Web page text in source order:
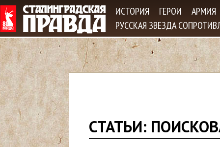
ИСТОРИЯ ГЕРОИ
АРМИЯ
РУССКАЯ ЗВЕЗДА
ы
СТАТЬИ: